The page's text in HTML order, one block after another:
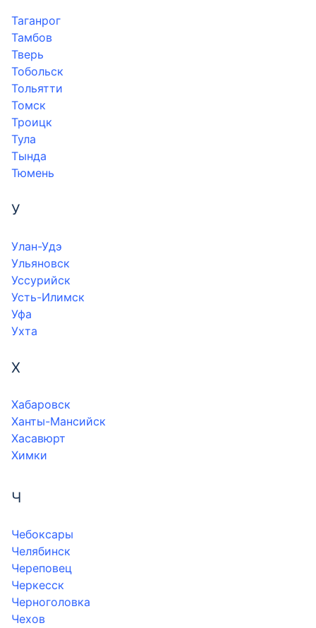
Таганрог
Тамбов
Тверь
Тобольск
Тольятти
Томск
Троицк
Тула
Тында
Тюмень
У
Улан-Удэ
Ульяновск
Уссурийск
Усть-Илимск
Уфа
Ухта
Х
Хабаровск
Ханты-Мансийск
Хасавюрт
Химки
Ч
Чебоксары
Челябинск
Череповец
Черкесск
Черноголовка
Чехов